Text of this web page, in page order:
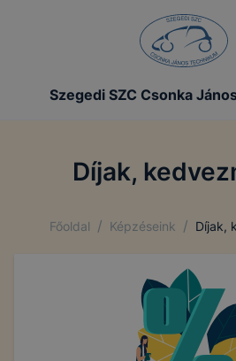
Szegedi SZC Csonka
Díjak,
Főoldal / Képzéseink / Díjak,